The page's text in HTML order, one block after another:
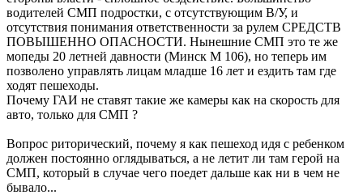
водителей СМП подростки, с отсутствующим В/У, и
отсутствия понимания ответственности за рулем СРЕДСТВ
ПОВЫШЕННО ОПАСНОСТИ. Нынешние СМП это те же
мопеды 20 летней давности (Минск М 106), но теперь им
позволено управлять лицам младше 16 лет и ездить там где
ходят пешеходы.
Почему ГАИ не ставят такие же камеры как на скорость для
авто, только для СМП ?
Вопрос риторический, почему я как пешеход идя с ребенком
должен постоянно оглядываться, а не летит ли там герой на
СМП, который в случае чего поедет дальше как ни в чем не
бывало...